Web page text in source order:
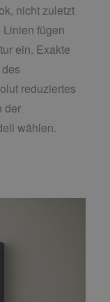
nicht zuletzt
fügen
ein. Exakte
reduziertes
der
wählen.